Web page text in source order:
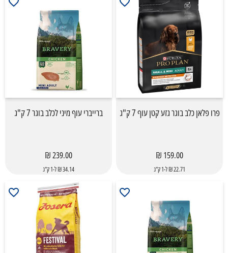
פרו פלאן כלב בוגר גזע קטן עוף 7 ק"ג
159.00 ₪
22.71 ₪ ל-1 ק"ג
ברייברי עוף מיני לכלב בוגר 7 ק"ג
239.00 ₪
34.14 ₪ ל-1 ק"ג